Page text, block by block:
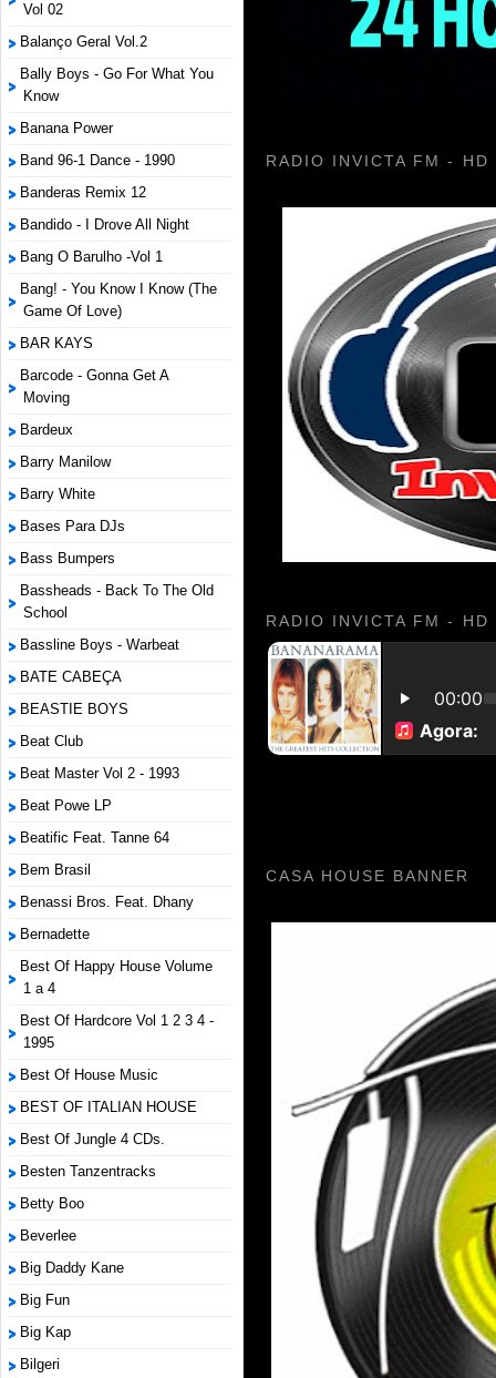
Vol 02
Balanço Geral Vol.2
Bally Boys - Go For What You
Know
Banana Power
Band 96-1 Dance - 1990
Banderas Remix 12
Bandido - I Drove All Night
Bang O Barulho -Vol 1
Bang! - You Know I Know (The
Game Of Love)
BAR KAYS
Barcode - Gonna Get A
Moving
Bardeux
Barry Manilow
Barry White
Bases Para DJs
Bass Bumpers
Bassheads - Back To The Old
School
Bassline Boys - Warbeat
BATE CABEÇA
BEASTIE BOYS
Beat Club
Beat Master Vol 2 - 1993
Beat Powe LP
Beatific Feat. Tanne 64
Bem Brasil
Benassi Bros. Feat. Dhany
Bernadette
Best Of Happy House Volume
1 a 4
Best Of Hardcore Vol 1 2 3 4 -
1995
Best Of House Music
BEST OF ITALIAN HOUSE
Best Of Jungle 4 CDs.
Besten Tanzentracks
Betty Boo
Beverlee
Big Daddy Kane
Big Fun
Big Kap
Bilgeri
RADIO INVICTA FM - HD
RADIO INVICTA FM - HD
CASA HOUSE BANNER